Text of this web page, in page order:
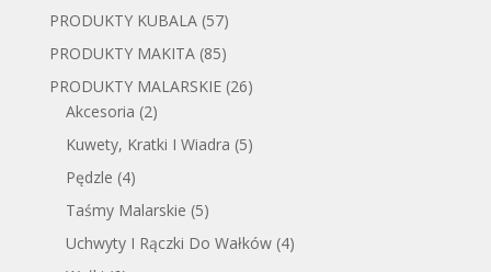
PRODUKTY KUBALA (57)
PRODUKTY MAKITA (85)
PRODUKTY MALARSKIE (26)
Akcesoria (2)
Kuwety, Kratki I Wiadra (5)
Pędzle (4)
Taśmy Malarskie (5)
Uchwyty I Rączki Do Wałków (4)